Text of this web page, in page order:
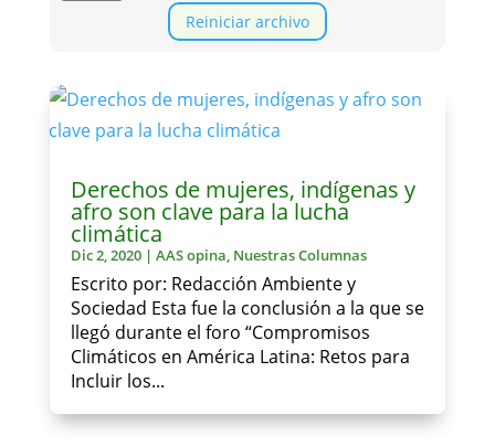
Reiniciar archivo
Derechos de mujeres, indígenas y
afro son clave para la lucha
climática
Dic 2, 2020| AAS opina, Nuestras Columnas
Escrito por: Redacción Ambiente y
Sociedad Esta fue la conclusión a la que se
llegó durante el foro “Compromisos
Climáticos en América Latina: Retos para
Incluir los...